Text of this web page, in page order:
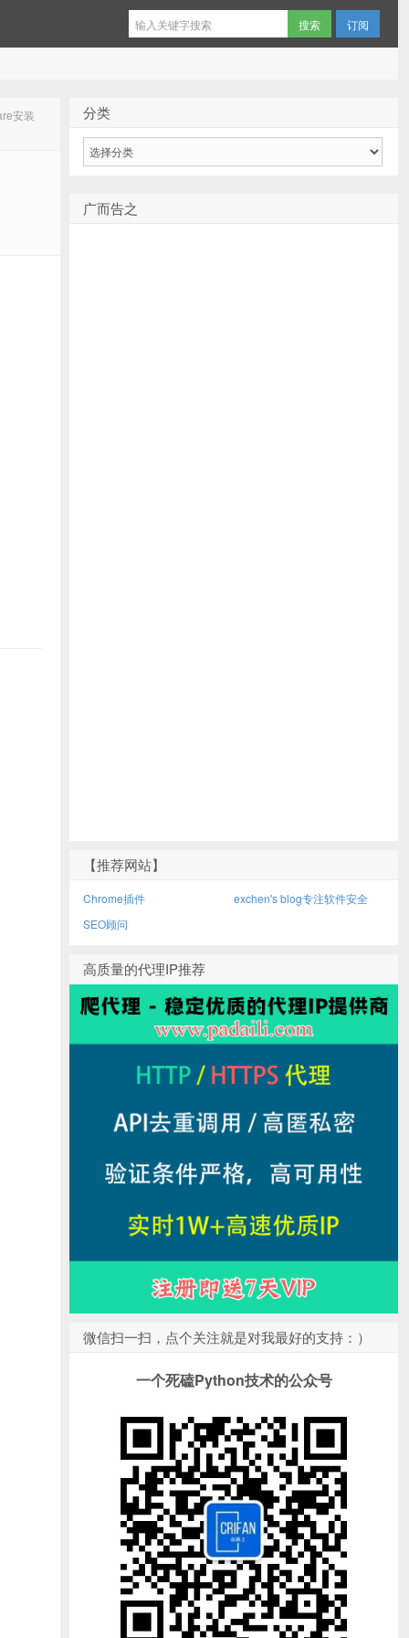
订阅
安装 分类
广而告之
【推荐网站】
Chrome插件
exchen's blog专注软件安全
SEO顾问
高质量的代理IP推荐
微信扫一扫，点个关注就是对我最好的支持：）
一个死磕Python技术的公众号